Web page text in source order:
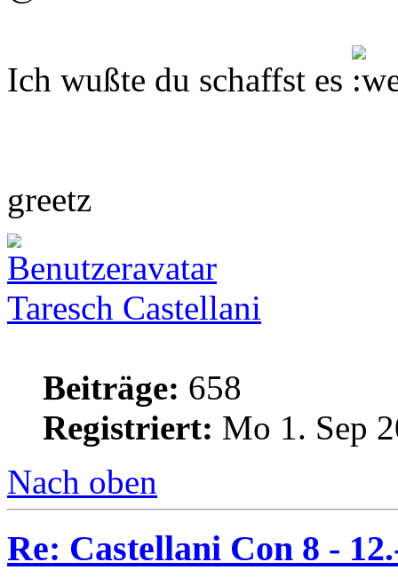
Ich wußte du schaffst es
greetz
Taresch Castellani
Beiträge: 658
Registriert: Mo 1. Sep
Nach oben
Re: Castellani Con 8 -